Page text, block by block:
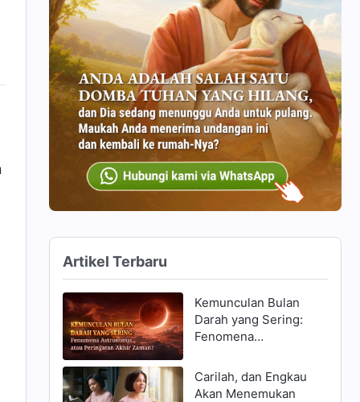
Artikel Terbaru
Kemunculan Bulan
Darah yang Sering:
Fenomena
Peringatan Akhir
Zaman?
Carilah, dan Engkau
Akan Menemukan